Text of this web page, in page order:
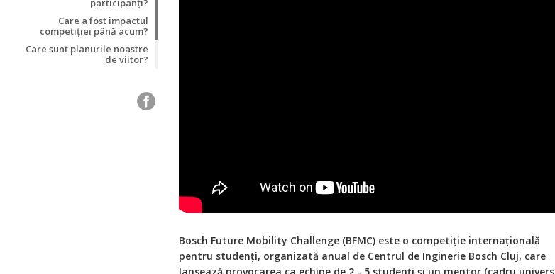
participanți?
Care a fost impactul
competiției până acum?
Care sunt planurile noastre
de viitor?
Bosch Future Mobility Challenge (BFMC) este o competiție internațională
pentru studenți, organizată anual de Centrul de Inginerie Bosch Cluj, care